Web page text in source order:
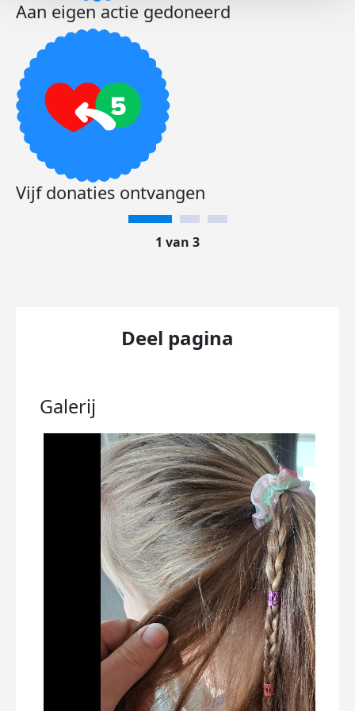
Aan eigen actie gedoneerd
Vijf donaties ontvangen
1 van 3
Deel pagina
Galerij